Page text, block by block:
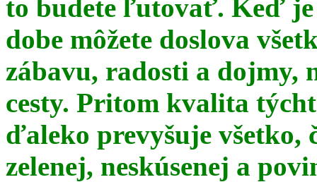
to budete ľutovať. Keď je
dobe môžete doslova
zábavu, radosti a dojmy,
cesty. Pritom kvalita
ďaleko prevyšuje všetko,
zelenej, neskúsenej a